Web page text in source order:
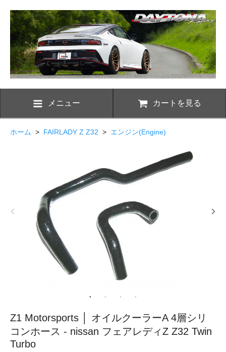
メニュー カートを見る
ホーム > FAIRLADY Z Z32 > エンジン(Engine)
Z1 Motorsports │ オイルクーラーA 4層シリ
コンホース - nissan フェアレディZ Z32 Twin
Turbo